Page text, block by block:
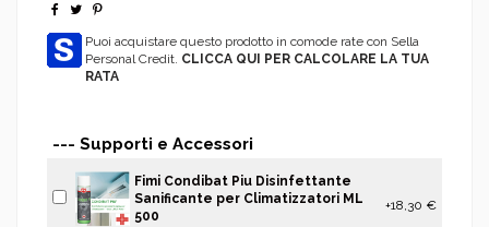
Puoi acquistare questo prodotto in comode rate con Sella
Personal Credit. CLICCA QUI PER CALCOLARE LA TUA
RATA
--- Supporti e Accessori
Fimi Condibat Piu Disinfettante
Sanificante per Climatizzatori ML
500
+18,30 €